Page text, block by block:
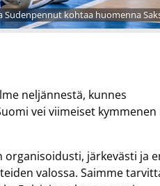
Sudenpennut kohtaa huomenna
neljännestä, kunnes
vei viimeiset
järkevästi ja
valossa. Saimme